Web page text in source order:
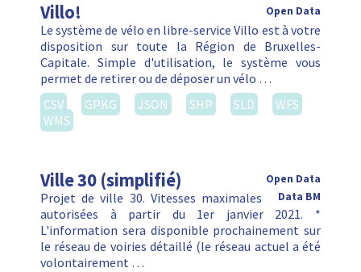
Villo! Open Data
Le système de vélo en libre-service Villo est à votre
disposition sur toute la Région de Bruxelles-
Capitale. Simple d'utilisation, le système vous
permet de retirer ou de déposer un vélo …
CSV
GPKG JSON SHP SLD
WFS
WMS
Ville 30 (simplifié)
Open Data
Data BM
Projet de ville 30. Vitesses maximales
autorisées à partir du 1er janvier 2021. *
L'information sera disponible prochainement sur
le réseau de voiries détaillé (le réseau actuel a été
volontairement …